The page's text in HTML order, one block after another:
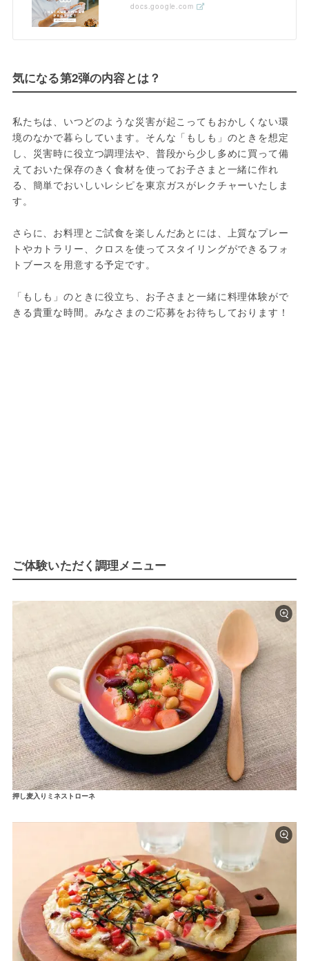
docs.google.com
気になる第2弾の内容とは？
私たちは、いつどのような災害が起こってもおかしくない環
境のなかで暮らしています。そんな「もしも」のときを想定
し、災害時に役立つ調理法や、普段から少し多めに買って備
えておいた保存のきく食材を使ってお子さまと一緒に作れ
る、簡単でおいしいレシピを東京ガスがレクチャーいたしま
す。
さらに、お料理とご試食を楽しんだあとには、上質なプレー
トやカトラリー、クロスを使ってスタイリングができるフォ
トブースを用意する予定です。
「もしも」のときに役立ち、お子さまと一緒に料理体験がで
きる貴重な時間。みなさまのご応募をお待ちしております！
ご体験いただく調理メニュー
押し麦入りミネストローネ